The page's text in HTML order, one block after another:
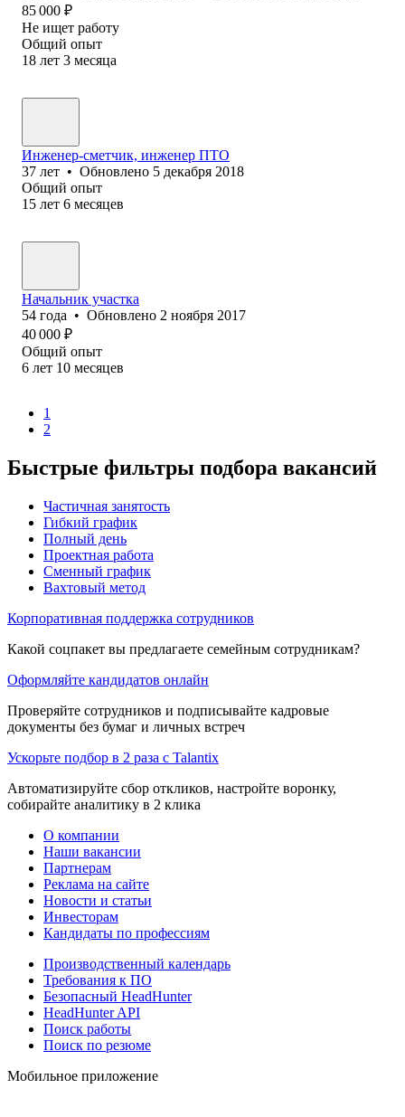
85 000 ₽
Не ищет работу
Общий опыт
18 лет 3 месяца
Инженер-сметчик, инженер ПТО
37 лет • Обновлено 5 декабря 2018
Общий опыт
15 лет 6 месяцев
Начальник участка
54 года • Обновлено 2 ноября 2017
40 000 ₽
Общий опыт
6 лет 10 месяцев
1
2
Быстрые фильтры подбора вакансий
Частичная занятость
Гибкий график
Полный день
Проектная работа
Сменный график
Вахтовый метод
Корпоративная поддержка сотрудников
Какой соцпакет вы предлагаете семейным сотрудникам?
Оформляйте кандидатов онлайн
Проверяйте сотрудников и подписывайте кадровые
документы без бумаг и личных встреч
Ускорьте подбор в 2 раза с Talantix
Автоматизируйте сбор откликов, настройте воронку,
собирайте аналитику в 2 клика
О компании
Наши вакансии
Партнерам
Реклама на сайте
Новости и статьи
Инвесторам
Кандидаты по профессиям
Производственный календарь
Требования к ПО
Безопасный HeadHunter
HeadHunter API
Поиск работы
Поиск по резюме
Мобильное приложение